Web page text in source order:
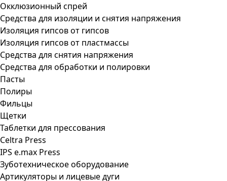
Окклюзионный спрей
Средства для изоляции и снятия напряжения
Изоляция гипсов от гипсов
Изоляция гипсов от пластмассы
Средства для снятия напряжения
Средства для обработки и полировки
Пасты
Полиры
Фильцы
Щетки
Таблетки для прессования
Celtra Press
IPS e.max Press
Зуботехническое оборудование
Артикуляторы и лицевые дуги